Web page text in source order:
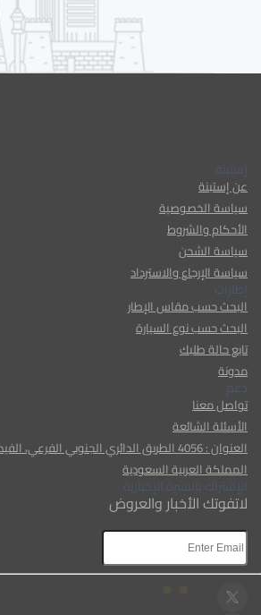
إستبنة
عن إستبنة
سياسة الخصوصية
الأحكام والشروط
سياسة الشحن
سياسة الإرجاع والاسترداد
إطارات
البحث حسب مقاس الإطار
البحث حسب نوع السيارة
تابع حالة طلبك
مدونة
دعم
تواصل معنا
الأسئلة الشائعة
المملكة العربية السعودية
الإشتراك بالنشرة الإخبارية
لاتفوتك الأخبار والعروض